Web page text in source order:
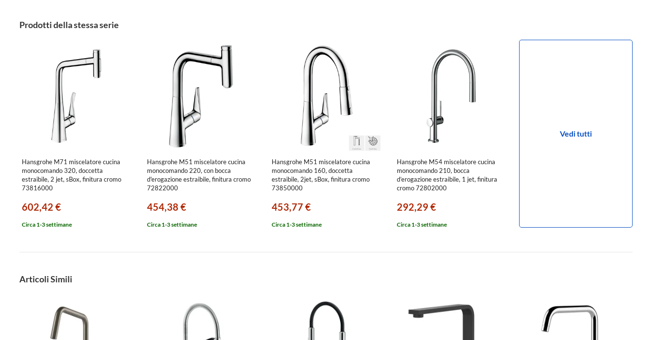
Prodotti della stessa serie
Hansgrohe M71 miscelatore cucina
monocomando 320, doccetta
estraibile, 2 jet, sBox, finitura cromo
73816000
602,42 €
Circa 1-3 settimane
Hansgrohe M51 miscelatore cucina
monocomando 220, con bocca
d'erogazione estraibile, finitura cromo
72822000
454,38 €
Circa 1-3 settimane
Hansgrohe M51 miscelatore cucina
monocomando 160, doccetta
estraibile, 2jet, sBox, finitura cromo
73850000
453,77 €
Circa 1-3 settimane
Hansgrohe M54 miscelatore cucina
monocomando 210, bocca
d’erogazione estraibile, 1 jet, finitura
cromo 72802000
292,29 €
Circa 1-3 settimane
Vedi tutti
Articoli Simili